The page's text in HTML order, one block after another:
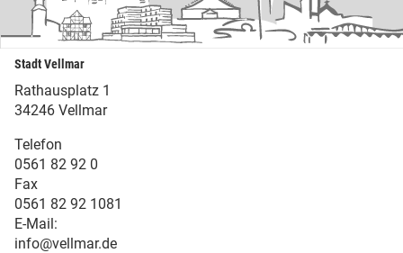
Stadt Vellmar
Rathausplatz 1
34246 Vellmar
Telefon
0561 82 92 0
Fax
0561 82 92 1081
E-Mail:
info@vellmar.de